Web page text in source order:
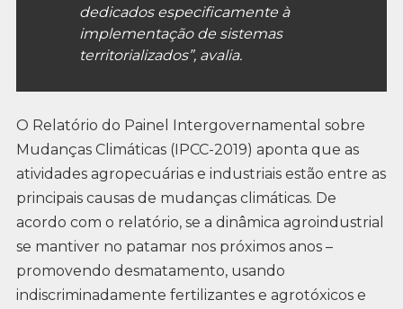
dedicados especificamente à
implementação de sistemas
territorializados”, avalia.
O Relatório do Painel Intergovernamental sobre
Mudanças Climáticas (IPCC-2019) aponta que as
atividades agropecuárias e industriais estão entre as
principais causas de mudanças climáticas. De
acordo com o relatório, se a dinâmica agroindustrial
se mantiver no patamar nos próximos anos –
promovendo desmatamento, usando
indiscriminadamente fertilizantes e agrotóxicos e